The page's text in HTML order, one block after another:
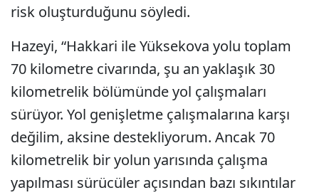
risk oluşturduğunu söyledi.
Hazeyi, “Hakkari ile Yüksekova yolu toplam
70 kilometre civarında, şu an yaklaşık 30
kilometrelik bölümünde yol çalışmaları
sürüyor. Yol genişletme çalışmalarına karşı
değilim, aksine destekliyorum. Ancak 70
kilometrelik bir yolun yarısında çalışma
yapılması sürücüler açısından bazı sıkıntılar